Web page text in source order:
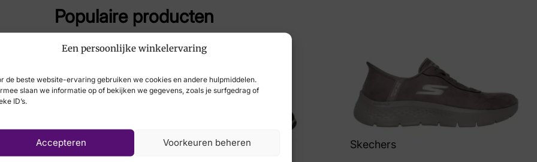
Een persoonlijke winkelervaring
de beste website-ervaring gebruiken we cookies en andere hulpmiddelen.
slaan we informatie op of bekijken we gegevens, zoals je surfgedrag of
ID’s.
Accepteren Voorkeuren beheren
Populaire producten
Skechers